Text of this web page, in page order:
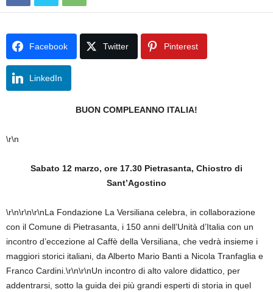
Facebook Twitter Pinterest
LinkedIn
BUON COMPLEANNO ITALIA!
\r\n
Sabato 12 marzo, ore 17.30 Pietrasanta, Chiostro di
Sant’Agostino
\r\n\r\n\r\nLa Fondazione La Versiliana celebra, in collaborazione
con il Comune di Pietrasanta, i 150 anni dell’Unità d’Italia con un
incontro d’eccezione al Caffè della Versiliana, che vedrà insieme i
maggiori storici italiani, da Alberto Mario Banti a Nicola Tranfaglia e
Franco Cardini.\r\n\r\nUn incontro di alto valore didattico, per
addentrarsi, sotto la guida dei più grandi esperti di storia in quel